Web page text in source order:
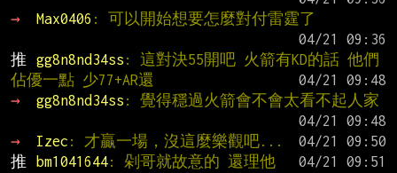
→
Max0406 : 可以開始想要怎麼對付雷霆了
推
gg8n8nd34ss : 這對決55開吧 火箭有KD的話 他們
佔優一點 少77+AR還
→
gg8n8nd34ss : 覺得穩過火箭會不會太看不起人家
→
Izec : 才贏一場，沒這麼樂觀吧...
推
bm1041644: 剁哥就故意的 還理他